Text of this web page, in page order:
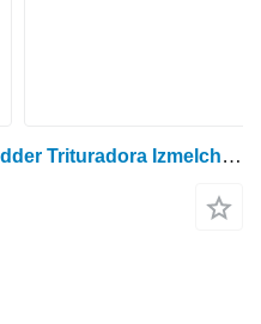
Agromeks Savana Flail Shredder Trituradora Izmelchitel ماكينة تقطيع